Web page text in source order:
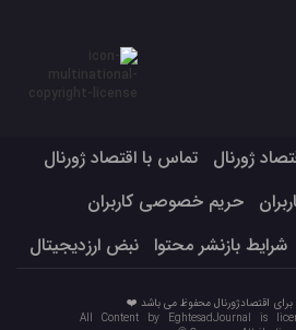
ژورنال
تماس با اقتصاد ژورنال
حریم خصوصی کاربران
شرایط بازنشر محتوا نبض ارزدیجیتال
اقتصادژورنال محفوظ می باشد ❤️
All Content by EghtesadJournal is